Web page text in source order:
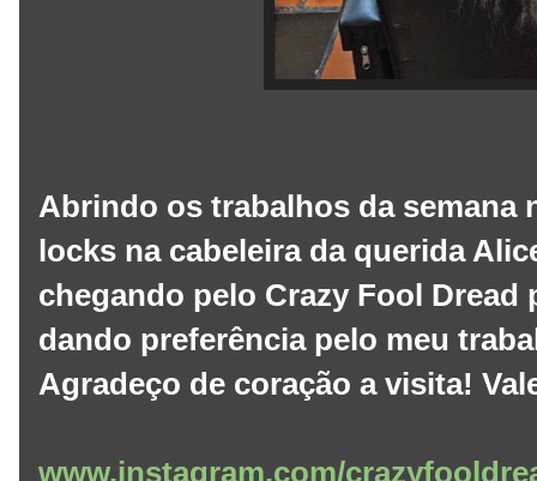
Abrindo os trabalhos da semana
locks na cabeleira da querida
chegando pelo Crazy Fool Dread
dando preferência pelo meu
Agradeço de coração a visita!
www.instagram.com/